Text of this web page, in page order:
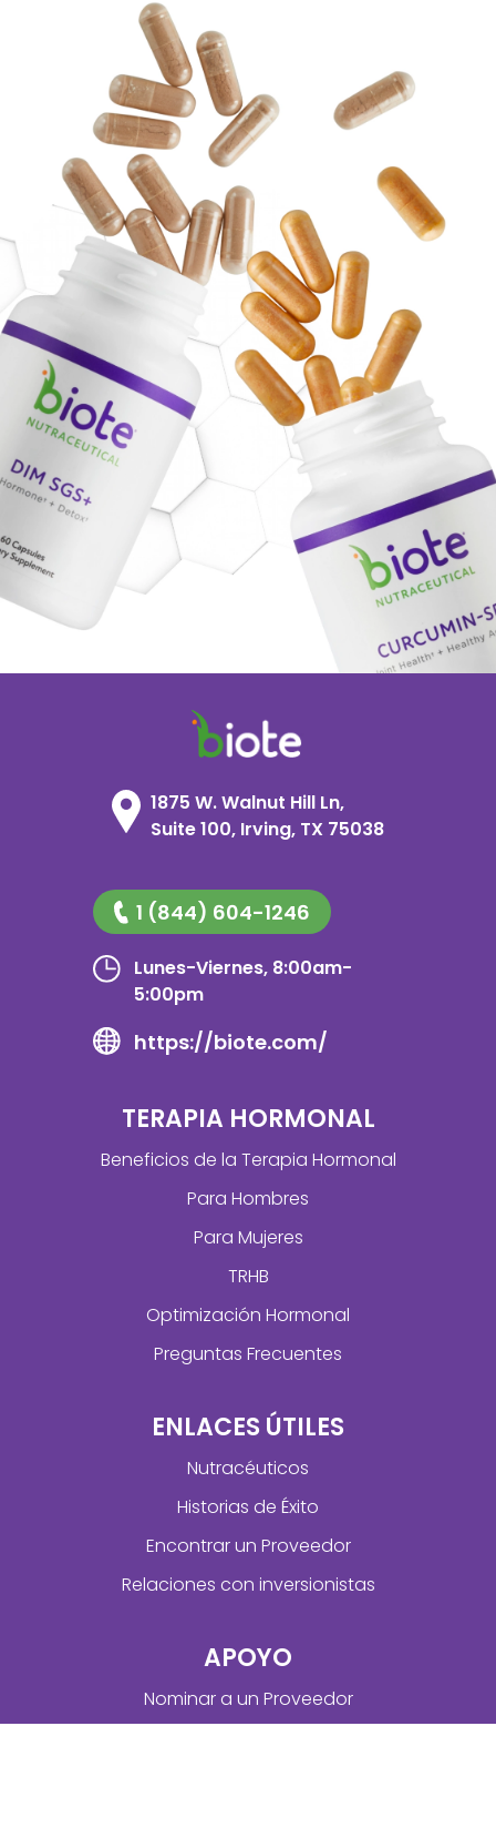
1875 W. Walnut Hill Ln,
Suite 100, Irving, TX 75038
1 (844) 604-1246
Lunes-Viernes, 8:00am-
5:00pm
https://biote.com/
TERAPIA HORMONAL
Beneficios de la Terapia Hormonal
Para Hombres
Para Mujeres
TRHB
Optimización Hormonal
Preguntas Frecuentes
ENLACES ÚTILES
Nutracéuticos
Historias de Éxito
Encontrar un Proveedor
Relaciones con inversionistas
APOYO
Nominar a un Proveedor